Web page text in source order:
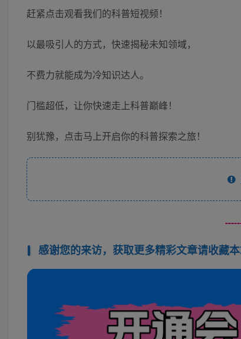
赶紧点击观看我们的科普短视频！
以最吸引人的方式，快速揭秘未知领域，
不费力就能成为冷知识达人。
门槛超低，让你快速走上科普巅峰！
别犹豫，点击马上开启你的科普探索之旅！
感谢您的来访，获取更多精彩文章请收藏本